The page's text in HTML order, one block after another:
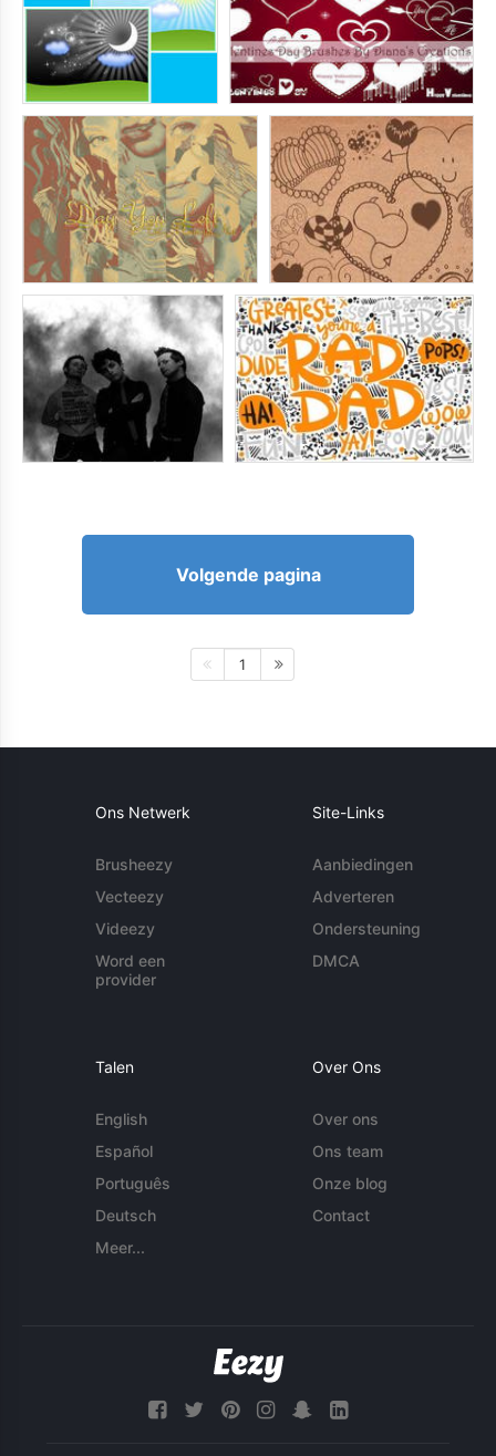
Volgende pagina
1
Ons Netwerk
Brusheezy
Vecteezy
Videezy
Word een
provider
Site-Links
Aanbiedingen
Adverteren
Ondersteuning
DMCA
Talen
English
Español
Português
Deutsch
Meer...
Over Ons
Over ons
Ons team
Onze blog
Contact